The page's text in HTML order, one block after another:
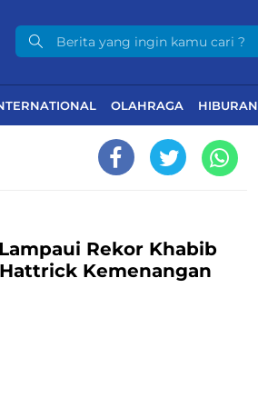
OLAHRAGA HIBURAN
Rekor Khabib
Kemenangan